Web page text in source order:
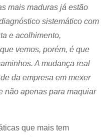
mais maduras já estão
sistemático com
e acolhimento,
vemos, porém, é que
A mudança real
da empresa em mexer
não apenas para maquiar
que mais tem